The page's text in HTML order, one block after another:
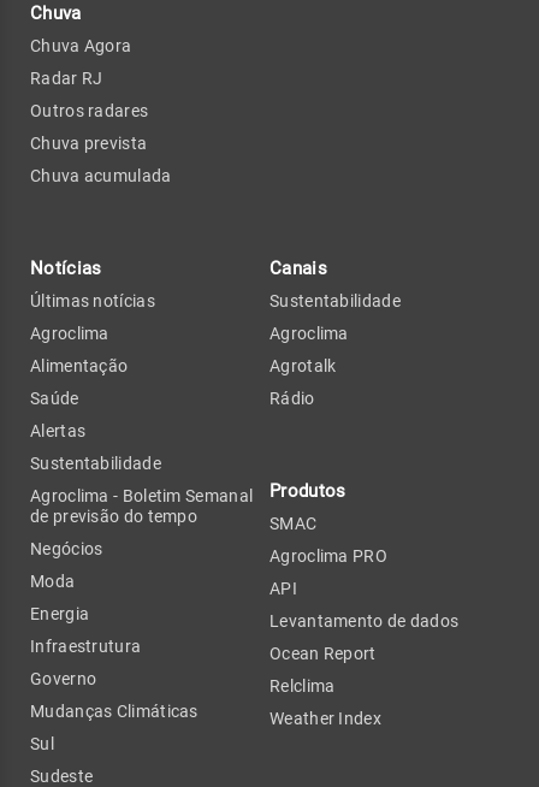
Chuva
Chuva Agora
Radar RJ
Outros radares
Chuva prevista
Chuva acumulada
Notícias
Últimas notícias
Agroclima
Alimentação
Saúde
Alertas
Sustentabilidade
Agroclima - Boletim Semanal
de previsão do tempo
Negócios
Moda
Energia
Infraestrutura
Governo
Mudanças Climáticas
Sul
Sudeste
Canais
Sustentabilidade
Agroclima
Agrotalk
Rádio
Produtos
SMAC
Agroclima PRO
API
Levantamento de dados
Ocean Report
Relclima
Weather Index